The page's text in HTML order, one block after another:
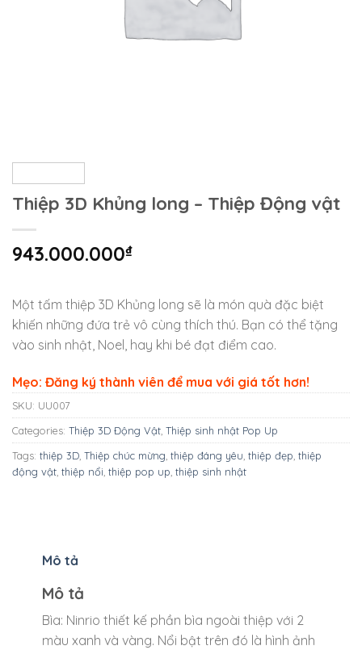
Thiệp 3D Khủng long – Thiệp Động vật
943.000.000₫
Một tấm thiệp 3D Khủng long sẽ là món quà đặc biệt
khiến những đứa trẻ vô cùng thích thú. Bạn có thể tặng
vào sinh nhật, Noel, hay khi bé đạt điểm cao.
Mẹo: Đăng ký thành viên để mua với giá tốt hơn!
SKU: UU007
Categories: Thiệp 3D Động Vật Thiệp sinh nhật Pop Up
Tags: thiệp 3D Thiệp chúc mừng thiệp đáng yêu thiệp đẹp thiệp
động vật thiệp nổi thiệp pop up thiệp sinh nhật
Mô tả
Mô tả
Bìa: Ninrio thiết kế phần bìa ngoài thiệp với 2
màu xanh và vàng. Nổi bật trên đó là hình ảnh